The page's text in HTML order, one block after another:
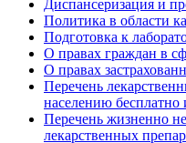
Диспансеризация и
Политика в области
Подготовка к
О правах граждан в
О правах
Перечень
населению бесплатно
Перечень жизненно
лекарственных